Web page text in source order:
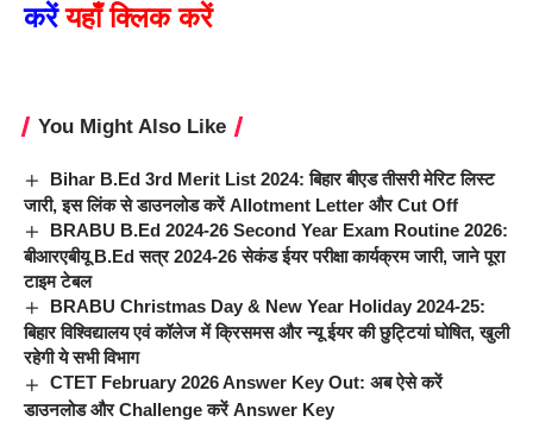
करेंयहाँ क्लिक करें
You Might Also Like
Bihar B.Ed 3rd Merit List 2024: बिहार बीएड तीसरी मेरिट लिस्ट
जारी, इस लिंक से डाउनलोड करें Allotment Letter और Cut Off
BRABU B.Ed 2024-26 Second Year Exam Routine 2026:
बीआरएबीयू B.Ed सत्र 2024-26 सेकंड ईयर परीक्षा कार्यक्रम जारी, जाने पूरा
टाइम टेबल
BRABU Christmas Day & New Year Holiday 2024-25:
बिहार विश्विद्यालय एवं कॉलेज में क्रिसमस और न्यू ईयर की छुट्टियां घोषित, खुली
रहेगी ये सभी विभाग
CTET February 2026 Answer Key Out: अब ऐसे करें
डाउनलोड और Challenge करें Answer Key